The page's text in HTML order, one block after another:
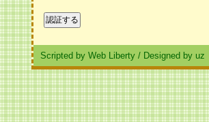
Scripted by Web Liberty / Designed by uz